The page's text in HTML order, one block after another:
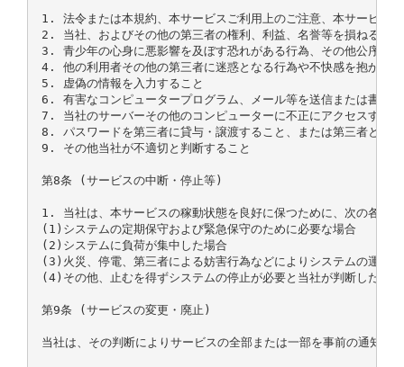
1. 法令または本規約、本サービスご利用上のご注意、本サービス
2. 当社、およびその他の第三者の権利、利益、名誉等を損ねること
3. 青少年の心身に悪影響を及ぼす恐れがある行為、その他公序良
4. 他の利用者その他の第三者に迷惑となる行為や不快感を抱かせ
5. 虚偽の情報を入力すること
6. 有害なコンピュータープログラム、メール等を送信または書き
7. 当社のサーバーその他のコンピューターに不正にアクセスする
8. パスワードを第三者に貸与・譲渡すること、または第三者と共
9. その他当社が不適切と判断すること
第8条 (サービスの中断・停止等)
1. 当社は、本サービスの稼動状態を良好に保つために、次の各号
(1)システムの定期保守および緊急保守のために必要な場合
(2)システムに負荷が集中した場合
(3)火災、停電、第三者による妨害行為などによりシステムの運用
(4)その他、止むを得ずシステムの停止が必要と当社が判断した場合
第9条 (サービスの変更・廃止)
当社は、その判断によりサービスの全部または一部を事前の通知な